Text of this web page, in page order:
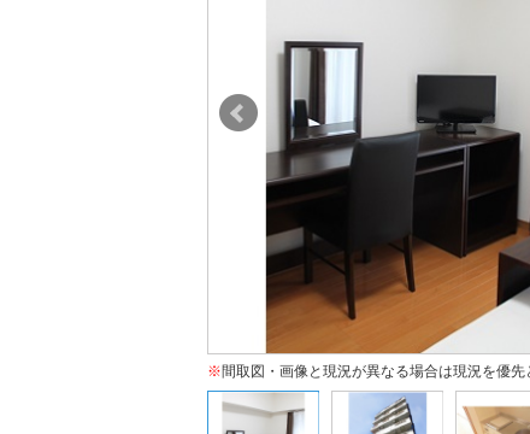
※間取図・画像と現況が異なる場合は現況を優先